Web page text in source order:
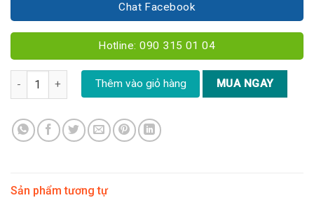
Chat Facebook
Hotline: 090 315 01 04
Bó hoa hồng đỏ size M - YN210 số lượng
Thêm vào giỏ hàng MUA NGAY
Sản phẩm tương tự